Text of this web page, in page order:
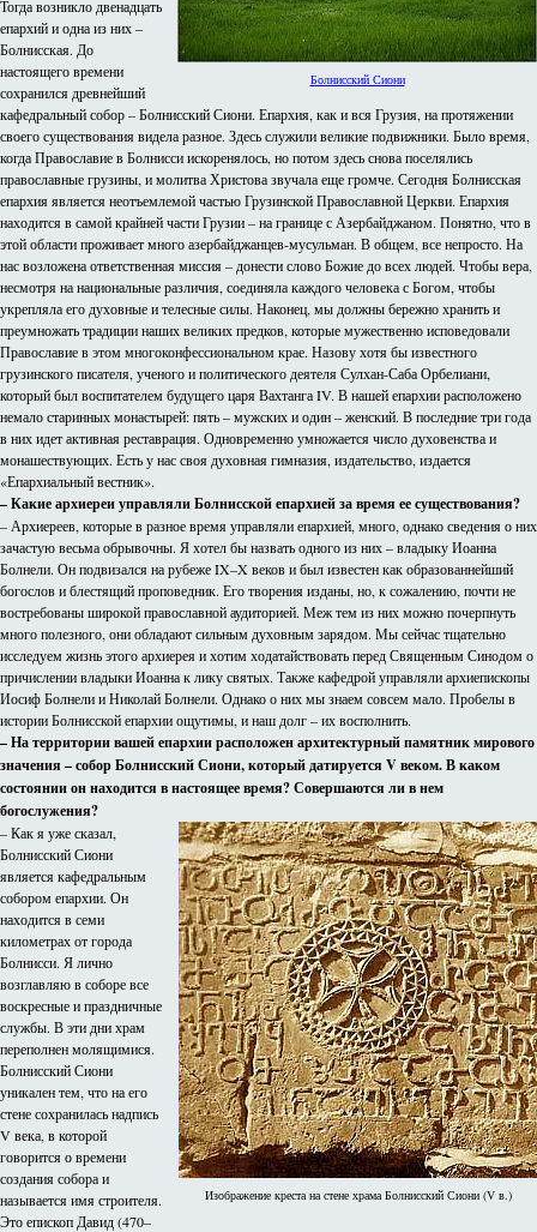
Болнисский Сиони
Тогда возникло двенадцать
епархий и одна из них –
Болнисская. До
настоящего времени
сохранился древнейший
кафедральный собор – Болнисский Сиони. Епархия, как и вся Грузия, на протяжении
своего существования видела разное. Здесь служили великие подвижники. Было время,
когда Православие в Болнисси искоренялось, но потом здесь снова поселялись
православные грузины, и молитва Христова звучала еще громче. Сегодня Болнисская
епархия является неотъемлемой частью Грузинской Православной Церкви. Епархия
находится в самой крайней части Грузии – на границе с Азербайджаном. Понятно, что в
этой области проживает много азербайджанцев-мусульман. В общем, все непросто. На
нас возложена ответственная миссия – донести слово Божие до всех людей. Чтобы вера,
несмотря на национальные различия, соединяла каждого человека с Богом, чтобы
укрепляла его духовные и телесные силы. Наконец, мы должны бережно хранить и
преумножать традиции наших великих предков, которые мужественно исповедовали
Православие в этом многоконфессиональном крае. Назову хотя бы известного
грузинского писателя, ученого и политического деятеля Сулхан-Саба Орбелиани,
который был воспитателем будущего царя Вахтанга IV. В нашей епархии расположено
немало старинных монастырей: пять – мужских и один – женский. В последние три года
в них идет активная реставрация. Одновременно умножается число духовенства и
монашествующих. Есть у нас своя духовная гимназия, издательство, издается
«Епархиальный вестник».
– Какие архиереи управляли Болнисской епархией за время ее существования?
– Архиереев, которые в разное время управляли епархией, много, однако сведения о них
зачастую весьма обрывочны. Я хотел бы назвать одного из них – владыку Иоанна
Болнели. Он подвизался на рубеже IX–X веков и был известен как образованнейший
богослов и блестящий проповедник. Его творения изданы, но, к сожалению, почти не
востребованы широкой православной аудиторией. Меж тем из них можно почерпнуть
много полезного, они обладают сильным духовным зарядом. Мы сейчас тщательно
исследуем жизнь этого архиерея и хотим ходатайствовать перед Священным Синодом о
причислении владыки Иоанна к лику святых. Также кафедрой управляли архиепископы
Иосиф Болнели и Николай Болнели. Однако о них мы знаем совсем мало. Пробелы в
истории Болнисской епархии ощутимы, и наш долг – их восполнить.
– На территории вашей епархии расположен архитектурный памятник мирового
значения – собор Болнисский Сиони, который датируется V веком. В каком
состоянии он находится в настоящее время? Совершаются ли в нем
богослужения?
Изображение креста на стене храма Болнисский Сиони (V в.)
– Как я уже сказал,
Болнисский Сиони
является кафедральным
собором епархии. Он
находится в семи
километрах от города
Болнисси. Я лично
возглавляю в соборе все
воскресные и праздничные
службы. В эти дни храм
переполнен молящимися.
Болнисский Сиони
уникален тем, что на его
стене сохранилась надпись
V века, в которой
говорится о времени
создания собора и
называется имя строителя.
Это епископ Давид (470–